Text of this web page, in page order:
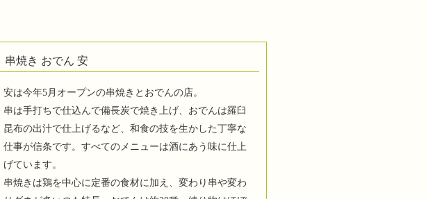
串焼き おでん 安
安は今年5月オープンの串焼きとおでんの店。
串は手打ちで仕込んで備長炭で焼き上げ、おでんは羅臼
昆布の出汁で仕上げるなど、和食の技を生かした丁寧な
仕事が信条です。すべてのメニューは酒にあう味に仕上
げています。
串焼きは鶏を中心に定番の食材に加え、変わり串や変わ